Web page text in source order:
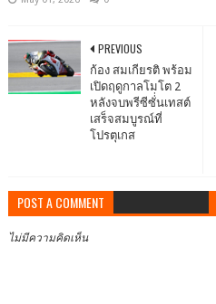
PREVIOUS
ก้อง สมเกียรติ พร้อม
เปิดฤดูกาลโมโต 2
หลังจบพรีซีซั่่นเทสต์
เสร็จสมบูรณ์ที่
โปรตุเกส
POST A COMMENT
ไม่มีความคิดเห็น